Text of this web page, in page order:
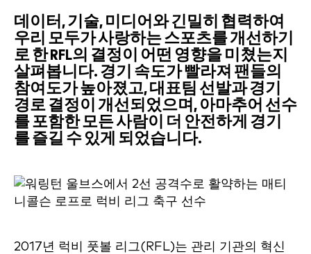
데이터, 기술, 미디어와 긴밀히 협력하여
우리 모두가 사랑하는 스포츠를 개선하기
로 한 RFL의 결정이 어떤 영향을 미쳤는지
살펴봅니다. 경기 속도가 빨라져 팬들의
참여도가 높아졌고, 대표팀 선발과 경기
경로 결정이 개선되었으며, 아마추어 선수
를 포함한 모든 사람이 더 안전하게 경기
를 즐길 수 있게 되었습니다.
2017년 럭비 풋볼 리그(RFL)는 관리 기관의 혁신